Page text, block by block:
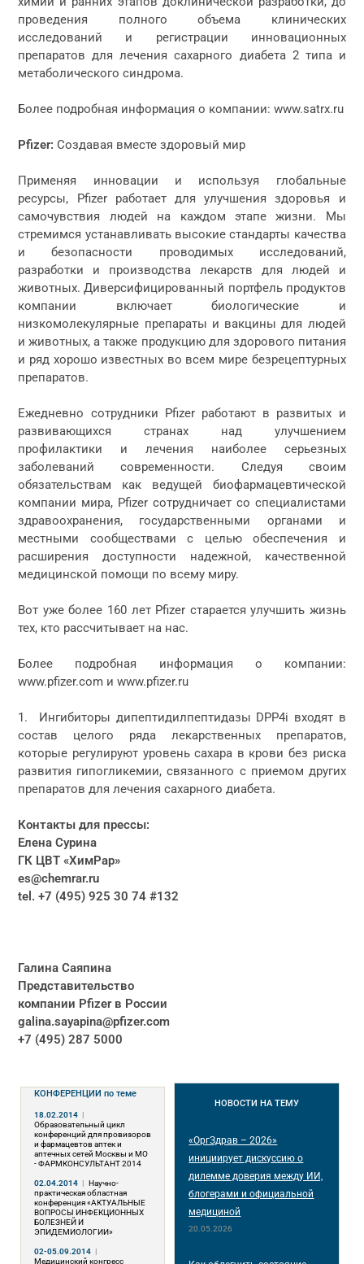
проведения полного объема клинических
исследований и регистрации инновационных
препаратов для лечения сахарного диабета 2 типа и
метаболического синдрома.
Более подробная информация о компании: www.satrx.ru
Pfizer: Создавая вместе здоровый мир
Применяя инновации и используя глобальные
ресурсы, Pfizer работает для улучшения здоровья и
самочувствия людей на каждом этапе жизни. Мы
стремимся устанавливать высокие стандарты качества
и безопасности проводимых исследований,
разработки и производства лекарств для людей и
животных. Диверсифицированный портфель продуктов
компании включает биологические и
низкомолекулярные препараты и вакцины для людей
и животных, а также продукцию для здорового питания
и ряд хорошо известных во всем мире безрецептурных
препаратов.
Ежедневно сотрудники Pfizer работают в развитых и
развивающихся странах над улучшением
профилактики и лечения наиболее серьезных
заболеваний современности. Следуя своим
обязательствам как ведущей биофармацевтической
компании мира, Pfizer сотрудничает со специалистами
здравоохранения, государственными органами и
местными сообществами с целью обеспечения и
расширения доступности надежной, качественной
медицинской помощи по всему миру.
Вот уже более 160 лет Pfizer старается улучшить жизнь
тех, кто рассчитывает на нас.
Более подробная информация о компании:
www.pfizer.com и www.pfizer.ru
1. Ингибиторы дипептидилпептидазы DPP4i входят в
состав целого ряда лекарственных препаратов,
которые регулируют уровень сахара в крови без риска
развития гипогликемии, связанного с приемом других
препаратов для лечения сахарного диабета.
Контакты для прессы:
Елена Сурина
ГК ЦВТ «ХимРар»
es@chemrar.ru
tel. +7 (495) 925 30 74 #132
Галина Саяпина
Представительство
компании Pfizer в России
galina.sayapina@pfizer.com
+7 (495) 287 5000
КОНФЕРЕНЦИИпо теме
18.02.2014 |
Образовательный цикл
конференций для провизоров
и фармацевтов аптек и
аптечных сетей Москвы и МО
- ФАРМКОНСУЛЬТАНТ 2014
02.04.2014 | Научно-
практическая областная
конференция «АКТУАЛЬНЫЕ
ВОПРОСЫ ИНФЕКЦИОННЫХ
БОЛЕЗНЕЙ И
ЭПИДЕМИОЛОГИИ»
02-05.09.2014 |
Медицинский конгресс
НОВОСТИНА ТЕМУ
«ОргЗдрав – 2026»
инициирует дискуссию о
дилемме доверия между ИИ,
блогерами и официальной
медициной
20.05.2026